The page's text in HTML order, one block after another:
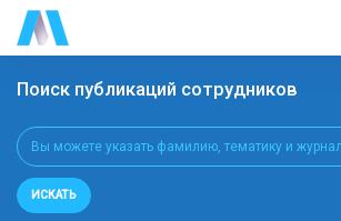
Поиск публикаций сотрудников
ИСКАТЬ